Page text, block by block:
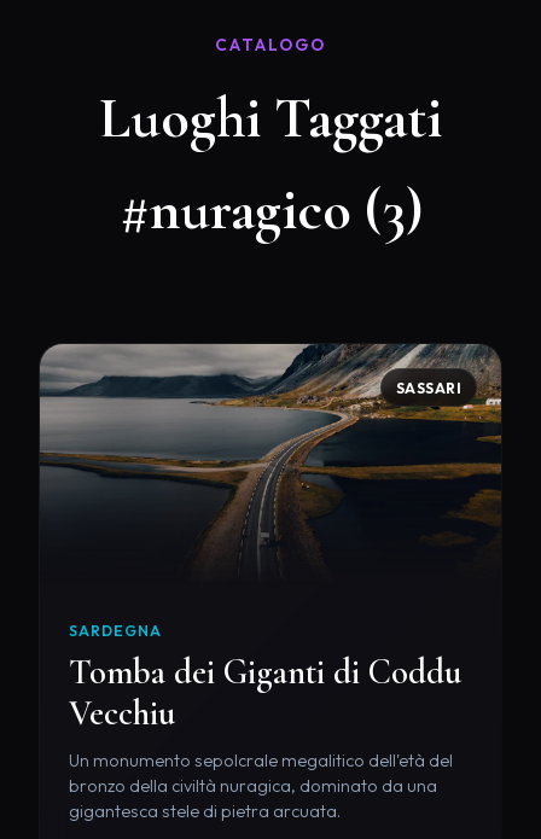
CATALOGO
Luoghi Taggati
#nuragico (3)
SASSARI
SARDEGNA
Tomba dei Giganti di Coddu
Vecchiu
Un monumento sepolcrale megalitico dell'età del
bronzo della civiltà nuragica, dominato da una
gigantesca stele di pietra arcuata.